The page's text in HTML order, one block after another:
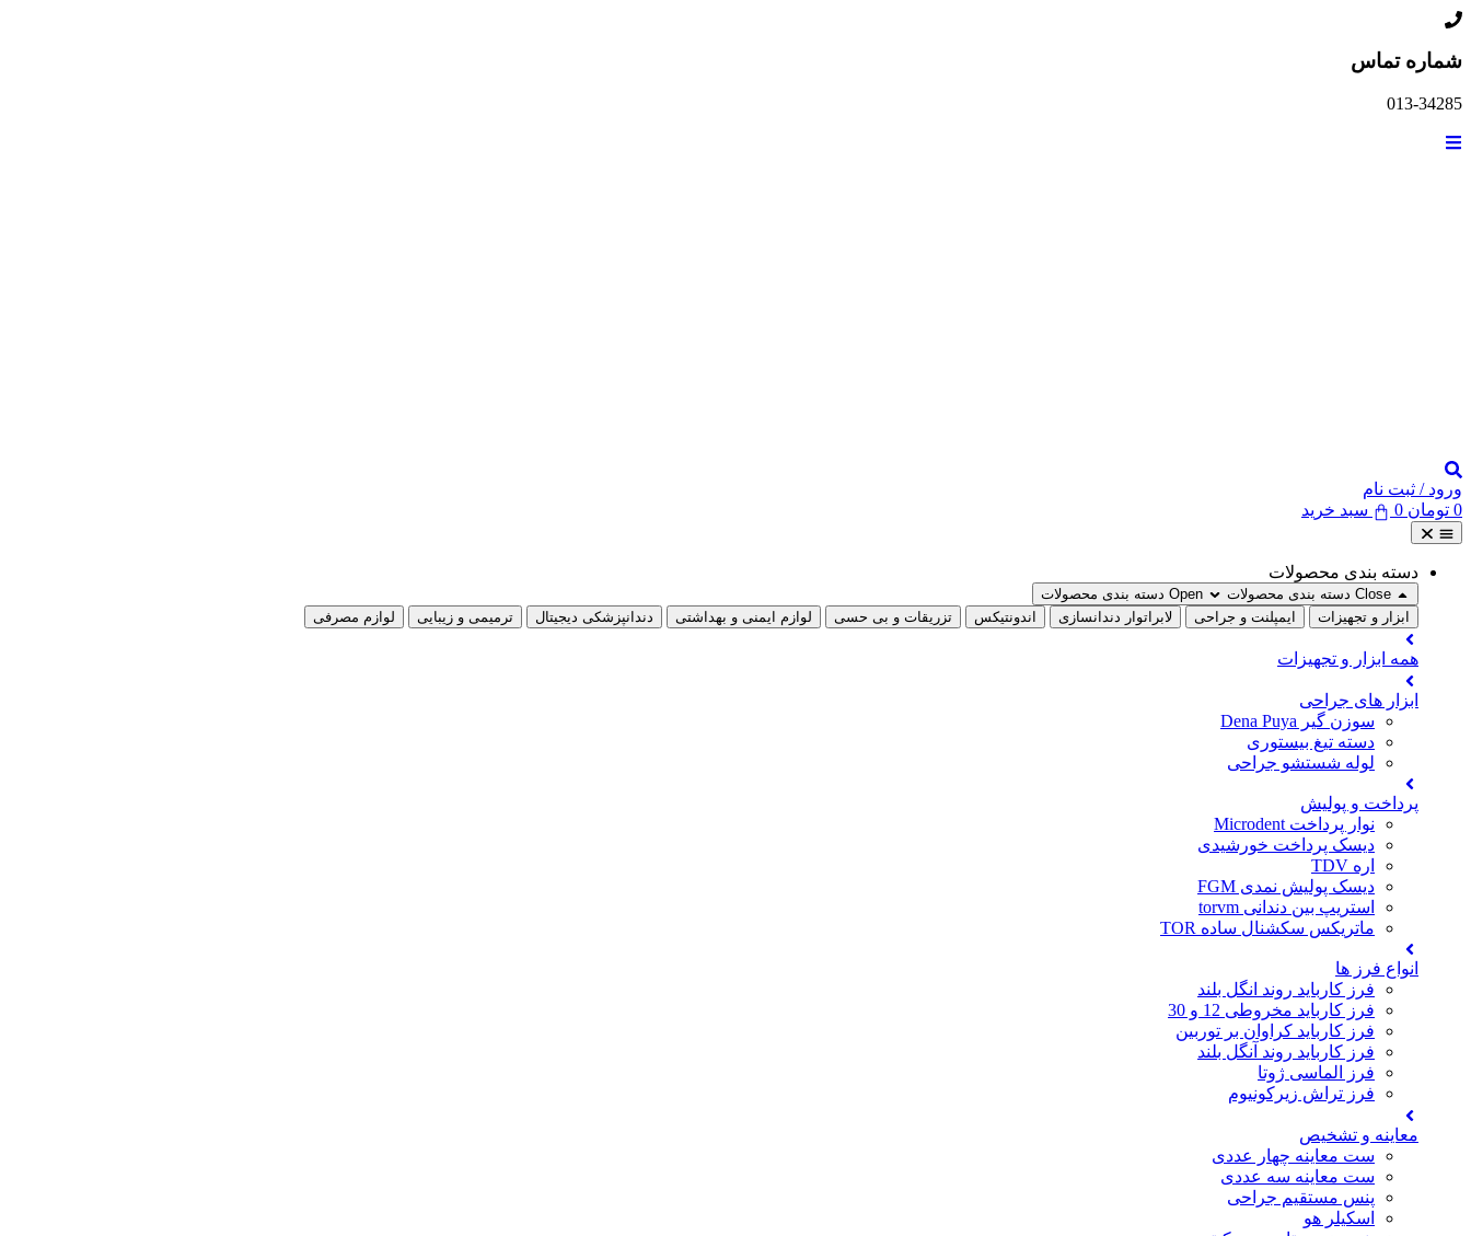
پرش
محتوا
شماره تماس
013-34285
ورود / ثبت نام
0 تومان 0 سبد خرید
دسته بندی محصولات
Close دسته بندی محصولات
Open دسته بندی محصولات
ابزار و تجهیزات
ایمپلنت و جراحی لابراتوار دندانسازی اندونتیکس تزریقات و بی حسی لوازم ایمنی و بهداشتی دندانپزشکی دیجیتال ترمیمی و زیبایی لوازم مصرفی
همه ابزار و تجهیزات
ابزار های جراحی
سوزن گیر Dena Puya
دسته تیغ بیستوری
لوله شستشو جراحی
پرداخت و پولیش
نوار پرداخت Microdent
دیسک پرداخت خورشیدی
اره TDV
دیسک پولیش نمدی FGM
استریپ بین دندانی torvm
ماتریکس سکشنال ساده TOR
انواع فرز ها
فرز کارباید روند انگل بلند
فرز کارباید مخروطی 12 و 30
فرز کارباید کراوان بر توربین
فرز کارباید روند آنگل بلند
فرز الماسی ژوتا
فرز تراش زیرکونیوم
معاینه و تشخیص
ست معاینه چهار عددی
ست معاینه سه عددی
پنس مستقیم جراحی
اسکیلر هو